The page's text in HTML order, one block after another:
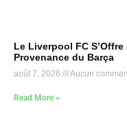
Le Liverpool FC
Provenance du Barça
août 7, 2026 Aucun
Read More »